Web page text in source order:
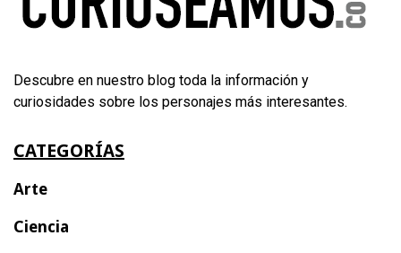
Descubre en nuestro blog toda la información y
curiosidades sobre los personajes más interesantes.
CATEGORÍAS
Arte
Ciencia